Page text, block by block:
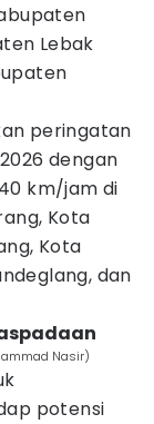
Lebak
peringatan
dengan
km/jam di
Kota
Kota
dan
Nasir)
potensi